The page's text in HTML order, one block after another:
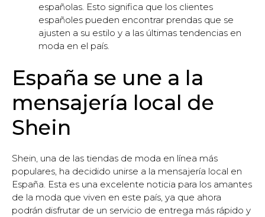
españolas. Esto significa que los clientes
españoles pueden encontrar prendas que se
ajusten a su estilo y a las últimas tendencias en
moda en el país.
España se une a la
mensajería local de
Shein
Shein, una de las tiendas de moda en línea más
populares, ha decidido unirse a la mensajería local en
España. Esta es una excelente noticia para los amantes
de la moda que viven en este país, ya que ahora
podrán disfrutar de un servicio de entrega más rápido y